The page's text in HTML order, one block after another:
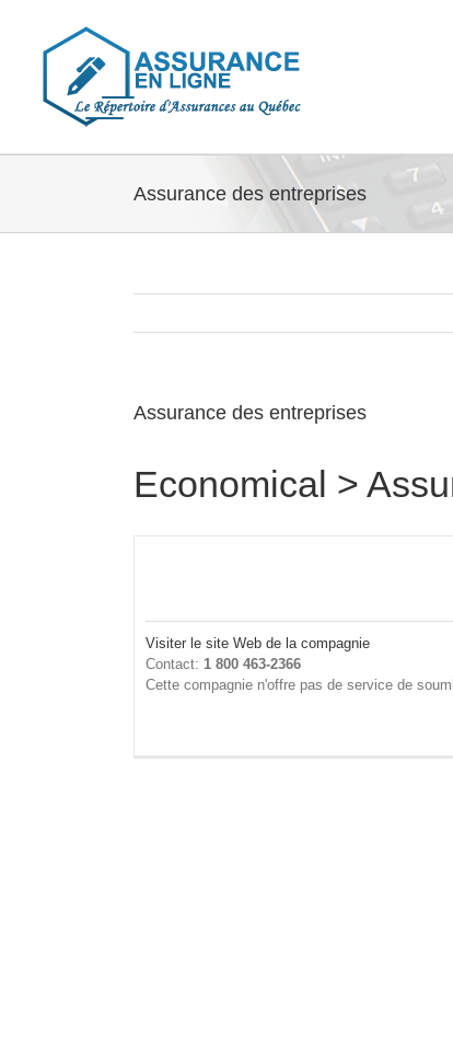
content
Assurance des entreprises
Assurance des entreprises
Economical >
Visiter le site Web de la compagnie
Contact: 1 800 463-2366
Cette compagnie n'offre pas de service de